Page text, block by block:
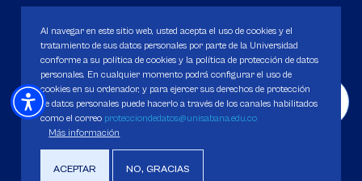
Personería Jurídica:Resolución 130 del 14 de enero de 1980.
Ministerio de Educación Nacional.
Política de Protección de datos
Derechos Pecuniarios
Al navegar en este sitio web, usted acepta el uso de cookies y el
tratamiento de sus datos personales por parte de la Universidad
conforme a su política de cookies y la política de protección de datos
personales. En cualquier momento podrá configurar el uso de
cookies en su ordenador, y para ejercer sus derechos de protección
de datos personales puede hacerlo a través de los canales habilitados
como el correo protecciondedatos@unisabana.edu.co
Más información
ACEPTAR NO, GRACIAS